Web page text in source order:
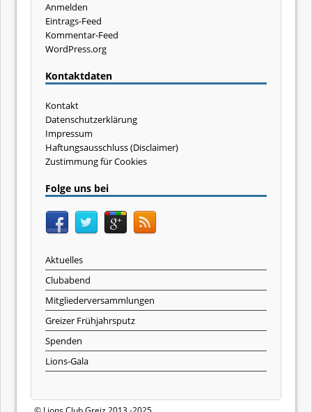
Anmelden
Eintrags-Feed
Kommentar-Feed
WordPress.org
Kontaktdaten
Kontakt
Datenschutzerklärung
Impressum
Haftungsausschluss (Disclaimer)
Zustimmung für Cookies
Folge uns bei
Aktuelles
Clubabend
Mitgliederversammlungen
Greizer Frühjahrsputz
Spenden
Lions-Gala